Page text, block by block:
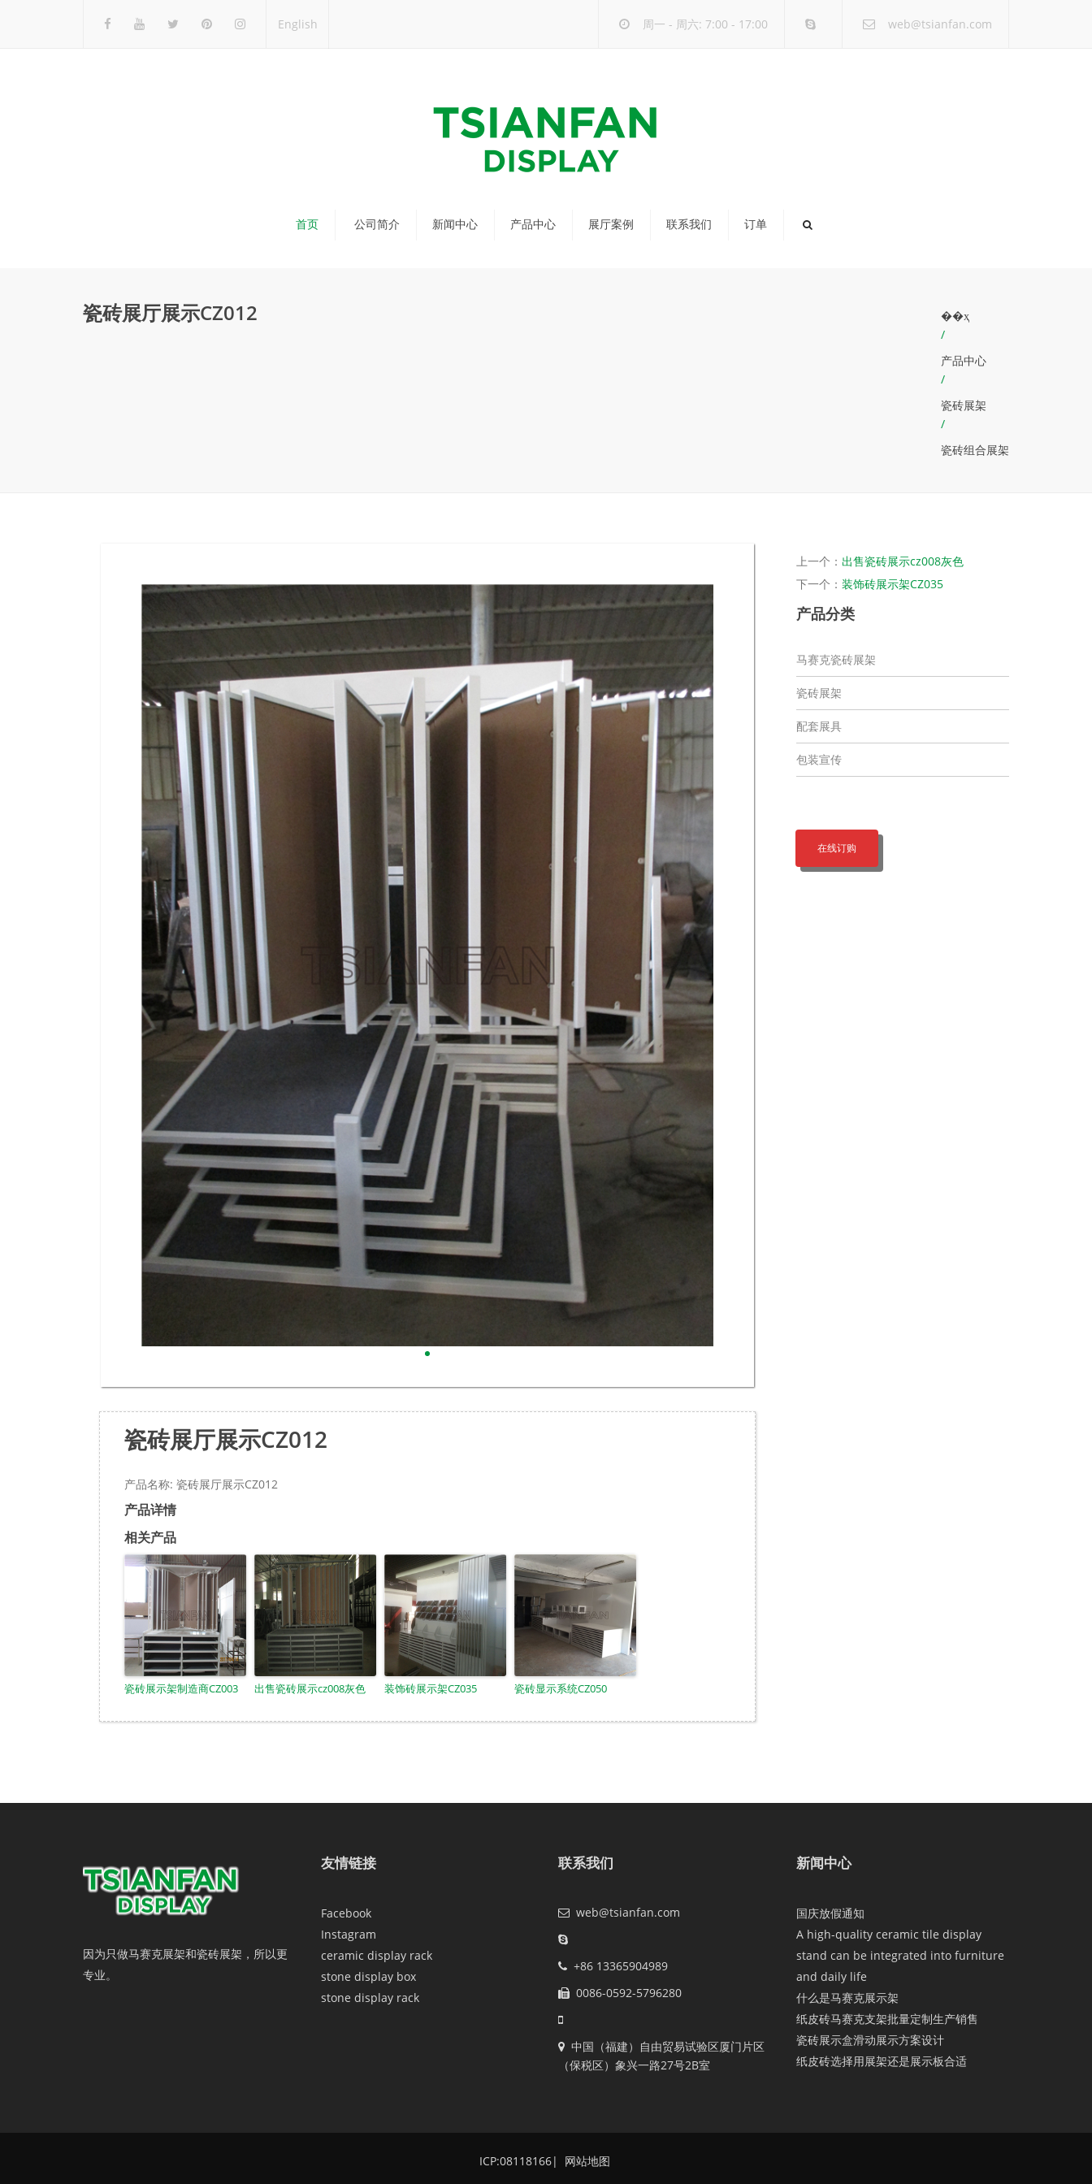
English 周一 - 周六: 7:00 - 17:00 web@tsianfan.com
首页 公司简介 新闻中心 产品中心 展厅案例 联系我们 订单
瓷砖展厅展示CZ012
��ҳ
/
产品中心
/
瓷砖展架
/
瓷砖组合展架
瓷砖展厅展示CZ012
产品名称: 瓷砖展厅展示CZ012
产品详情
相关产品
瓷砖展示架制造商CZ003 出售瓷砖展示cz008灰色 装饰砖展示架CZ035 瓷砖显示系统CZ050
上一个： 出售瓷砖展示cz008灰色
下一个： 装饰砖展示架CZ035
产品分类
马赛克瓷砖展架
瓷砖展架
配套展具
包装宣传
在线订购
因为只做马赛克展架和瓷砖展架，所以更
专业。
友情链接
Facebook
Instagram
ceramic display rack
stone display box
stone display rack
联系我们
web@tsianfan.com
+86 13365904989
0086-0592-5796280
中国（福建）自由贸易试验区厦门片区
（保税区）象兴一路27号2B室
新闻中心
国庆放假通知
A high-quality ceramic tile display
stand can be integrated into furniture
and daily life
什么是马赛克展示架
纸皮砖马赛克支架批量定制生产销售
瓷砖展示盒滑动展示方案设计
纸皮砖选择用展架还是展示板合适
ICP:08118166| 网站地图